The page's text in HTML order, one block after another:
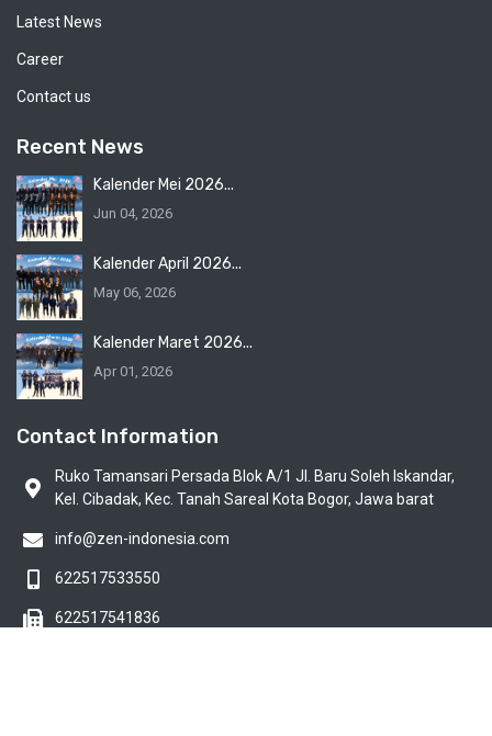
Latest News
Career
Contact us
Recent News
Kalender Mei 2026...
Jun 04, 2026
Kalender April 2026...
May 06, 2026
Kalender Maret 2026...
Apr 01, 2026
Contact Information
Ruko Tamansari Persada Blok A/1 Jl. Baru Soleh Iskandar,
Kel. Cibadak, Kec. Tanah Sareal Kota Bogor, Jawa barat
info@zen-indonesia.com
622517533550
622517541836